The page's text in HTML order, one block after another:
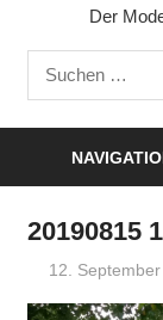
Der
Suchen
nach:
20190815
12.